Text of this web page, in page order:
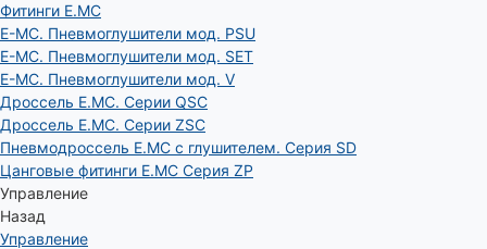
Фитинги E.MC
E-MC. Пневмоглушители мод. PSU
E-MC. Пневмоглушители мод. SET
E-MC. Пневмоглушители мод. V
Дроссель E.MC. Серии QSC
Дроссель E.MC. Серии ZSC
Пневмодроссель E.MC с глушителем. Серия SD
Цанговые фитинги E.MC Серия ZP
Управление
Назад
Управление